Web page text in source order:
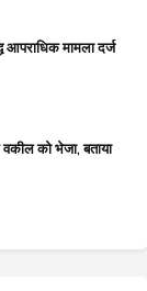
आपराधिक मामला दर्ज
को भेजा, बताया